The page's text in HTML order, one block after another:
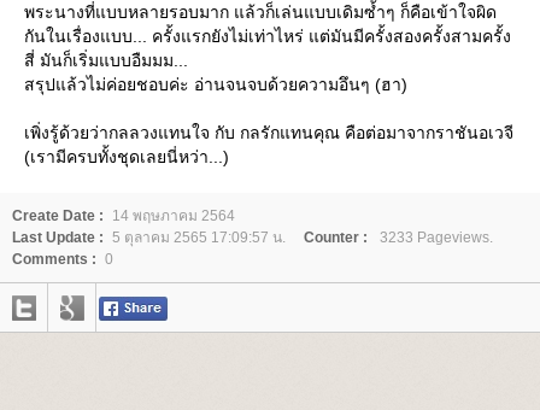
พระนางที่แบบหลายรอบมาก แล้วก็เล่นแบบเดิมซ้ำๆ ก็คือเข้าใจผิด
กันในเรื่องแบบ... ครั้งแรกยังไม่เท่าไหร่ แต่มันมีครั้งสองครั้งสามครั้ง
สี่ มันก็เริ่มแบบอืมมม...
สรุปแล้วไม่ค่อยชอบค่ะ อ่านจนจบด้วยความอึนๆ (ฮา)
เพิ่งรู้ด้วยว่ากลลวงแทนใจ กับ กลรักแทนคุณ คือต่อมาจากราชันอเวจี
(เรามีครบทั้งชุดเลยนี่หว่า...)
Create Date :
14 พฤษภาคม 2564
Last Update : 5 ตุลาคม 2565 17:09:57 น. Counter :
3233 Pageviews.
Comments : 0